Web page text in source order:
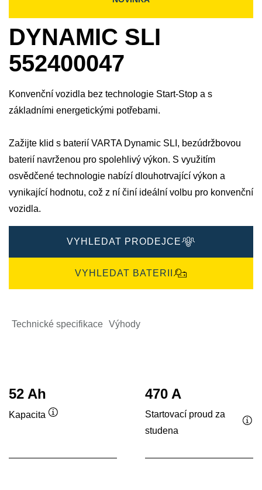
DYNAMIC SLI
552400047
Konvenční vozidla bez technologie Start-Stop a s
základními energetickými potřebami.
Zažijte klid s baterií VARTA Dynamic SLI, bezúdržbovou
baterií navrženou pro spolehlivý výkon. S využitím
osvědčené technologie nabízí dlouhotrvající výkon a
vynikající hodnotu, což z ní činí ideální volbu pro konvenční
vozidla.
VYHLEDAT PRODEJCE
VYHLEDAT BATERII
Technické specifikace Výhody
52 Ah
Kapacita
470 A
Startovací proud za
studena